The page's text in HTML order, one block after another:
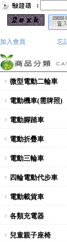
加入會員 忘
微型電動二輪車
電動機車(需牌照)
電動腳踏車
電動折疊車
電動三輪車
四輪電動代步車
電動載貨車
各類充電器
兒童親子座椅